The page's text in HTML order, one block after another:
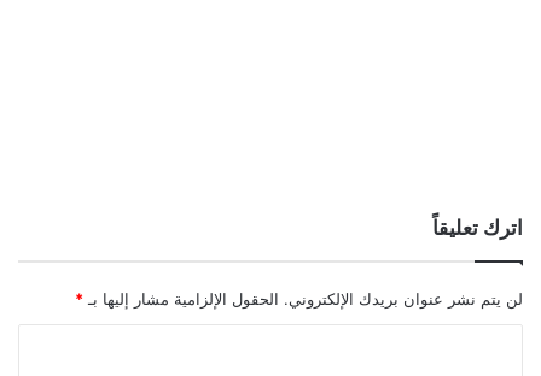
اترك تعليقاً
لن يتم نشر عنوان بريدك الإلكتروني. الحقول الإلزامية مشار إليها بـ *